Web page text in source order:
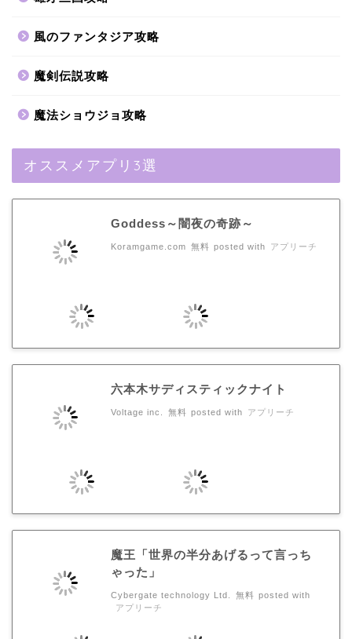
風のファンタジア攻略
魔剣伝説攻略
魔法ショウジョ攻略
オススメアプリ3選
Goddess～闇夜の奇跡～
Koramgame.com 無料 posted with アプリーチ
六本木サディスティックナイト
Voltage inc. 無料 posted with アプリーチ
魔王「世界の半分あげるって言っち
ゃった」
Cybergate technology Ltd. 無料 posted with
アプリーチ